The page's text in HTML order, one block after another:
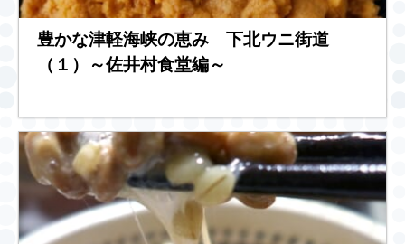
豊かな津軽海峡の恵み 下北ウニ街道
（１）～佐井村食堂編～